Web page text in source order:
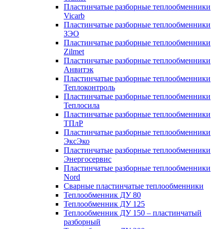
Пластинчатые разборные теплообменники
Vicarb
Пластинчатые разборные теплообменники
ЗЭО
Пластинчатые разборные теплообменники
Zilmet
Пластинчатые разборные теплообменники
Анвитэк
Пластинчатые разборные теплообменники
Теплоконтроль
Пластинчатые разборные теплообменники
Теплосила
Пластинчатые разборные теплообменники
ТПлР
Пластинчатые разборные теплообменники
ЭксЭко
Пластинчатые разборные теплообменники
Энергосервис
Пластинчатые разборные теплообменники
Nord
Сварные пластинчатые теплообменники
Теплообменник ДУ 80
Теплообменник ДУ 125
Теплообменник ДУ 150 – пластинчатый
разборный